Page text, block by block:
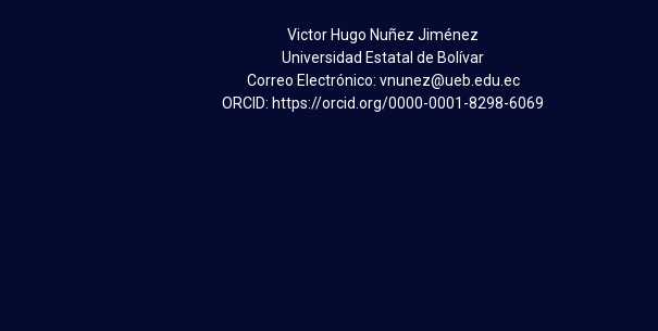
Victor Hugo Nuñez Jiménez
Universidad Estatal de Bolívar
Correo Electrónico: vnunez@ueb.edu.ec
ORCID: https://orcid.org/0000-0001-8298-6069